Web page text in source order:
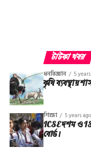
টাটকা খবর
ধনবিজ্ঞান 5
কৃষি ব্যবস্থায়
শিক্ষা 5 years ago
ICSE দশম ও
বোর্ড।